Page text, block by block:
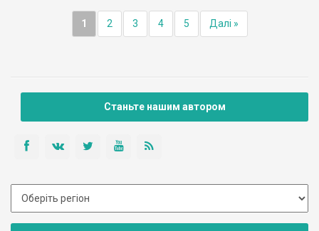
1 2 3 4 5 Далі »
Станьте нашим автором